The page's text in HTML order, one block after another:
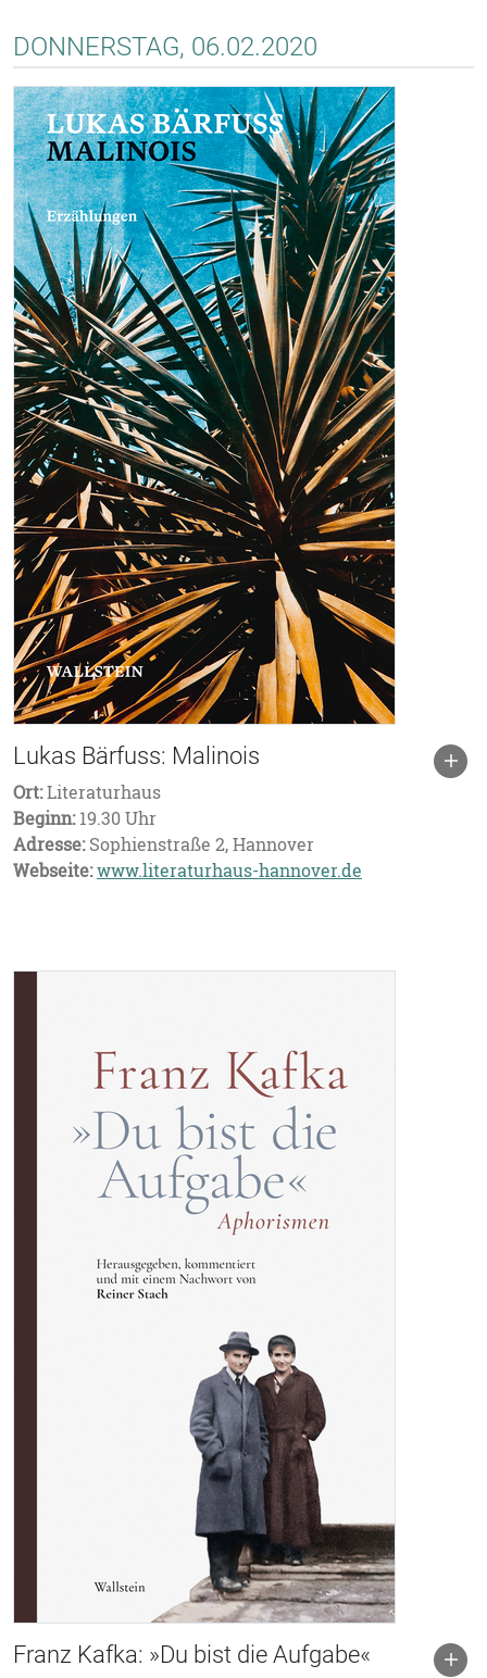
DONNERSTAG, 06.02.2020
Lukas Bärfuss: Malinois
Ort:Literaturhaus
Beginn:19.30 Uhr
Adresse:Sophienstraße 2, Hannover
Webseite:www.literaturhaus-hannover.de
Franz Kafka: »Du bist die Aufgabe«